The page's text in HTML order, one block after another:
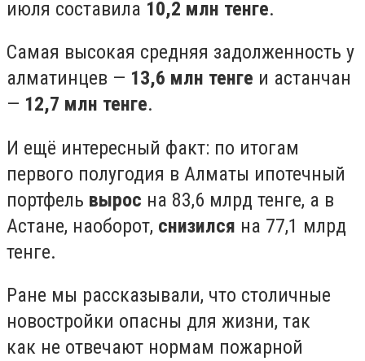
июля составила 10,2 млн тенге.
Самая высокая средняя задолженность у
алматинцев — 13,6 млн тенге и астанчан
— 12,7 млн тенге.
И ещё интересный факт: по итогам
первого полугодия в Алматы ипотечный
портфель вырос на 83,6 млрд тенге, а в
Астане, наоборот, снизился на 77,1 млрд
тенге.
Ране мы рассказывали, что столичные
новостройки опасны для жизни, так
как не отвечают нормам пожарной